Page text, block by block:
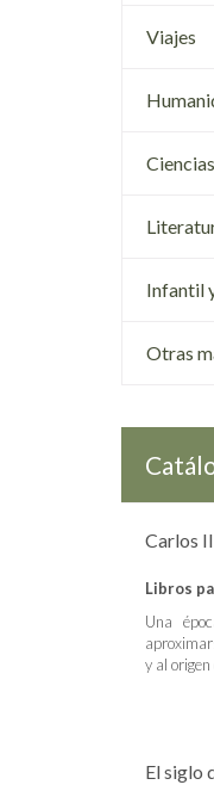
Viajes
Ciencias
Infantil
Otras
Carlos
Libros
Una
y al
El siglo